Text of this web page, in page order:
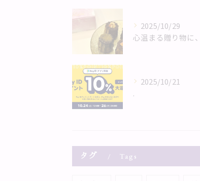
2025/10/29
2025/10/21
.
タグ Tags